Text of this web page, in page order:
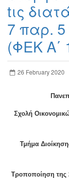
tις
7 παρ. 5
(ΦΕΚ Α΄
26 February 2020
Σχολή
Τμήμα
Τροποποίηση της